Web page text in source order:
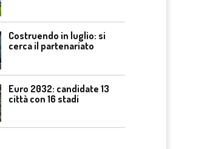
Costruendo in luglio: si
cerca il partenariato
Euro 2032: candidate 13
città con 16 stadi